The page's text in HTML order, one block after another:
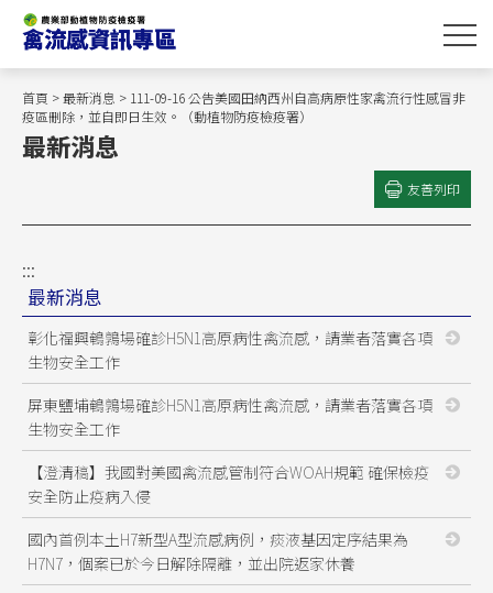
主
首頁 >最新消息 > 111-09-16 公告美國田納西州自高病原性家禽流行性感冒非
疫區刪除，並自即日生效。（動植物防疫檢疫署）
最新消息
友善列印
:::
最新消息
彰化福興鵪鶉場確診H5N1高原病性禽流感，請業者落實各項
生物安全工作
屏東鹽埔鵪鶉場確診H5N1高原病性禽流感，請業者落實各項
生物安全工作
【澄清稿】我國對美國禽流感管制符合WOAH規範 確保檢疫
安全防止疫病入侵
國內首例本土H7新型A型流感病例，痰液基因定序結果為
H7N7，個案已於今日解除隔離，並出院返家休養